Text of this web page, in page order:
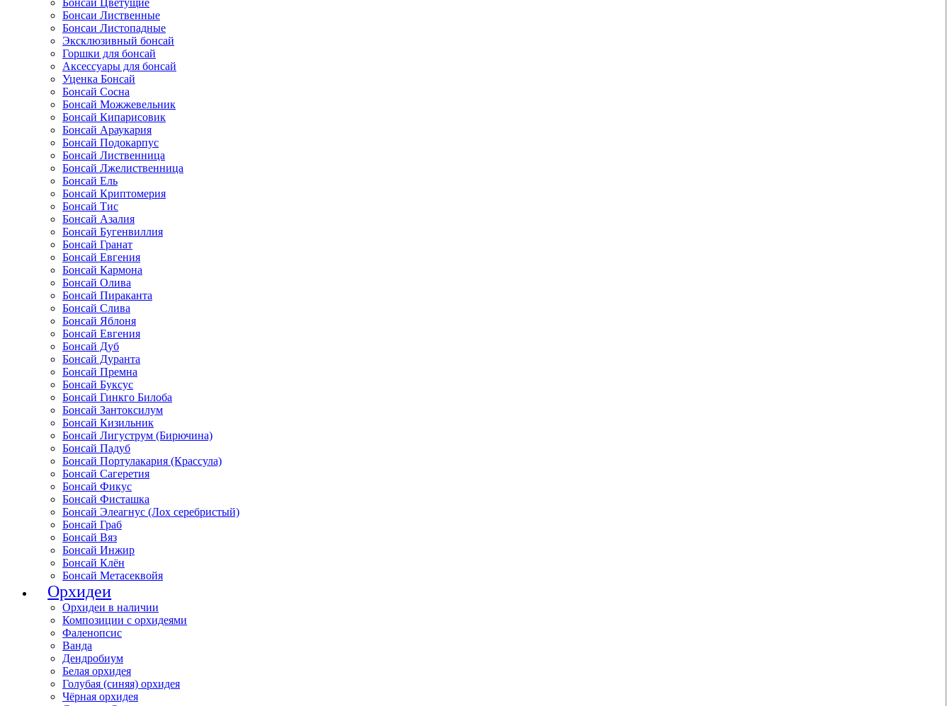
Бонсаи Цветущие
Бонсаи Лиственные
Бонсаи Листопадные
Эксклюзивный бонсай
Горшки для бонсай
Аксессуары для бонсай
Уценка Бонсай
Бонсай Сосна
Бонсай Можжевельник
Бонсай Кипарисовик
Бонсай Араукария
Бонсай Подокарпус
Бонсай Лиственница
Бонсай Лжелиственница
Бонсай Ель
Бонсай Криптомерия
Бонсай Тис
Бонсай Азалия
Бонсай Бугенвиллия
Бонсай Гранат
Бонсай Евгения
Бонсай Кармона
Бонсай Олива
Бонсай Пираканта
Бонсай Слива
Бонсай Яблоня
Бонсай Евгения
Бонсай Дуб
Бонсай Дуранта
Бонсай Премна
Бонсай Буксус
Бонсай Гинкго Билоба
Бонсай Зантоксилум
Бонсай Кизильник
Бонсай Лигуструм (Бирючина)
Бонсай Падуб
Бонсай Портулакария (Крассула)
Бонсай Сагеретия
Бонсай Фикус
Бонсай Фисташка
Бонсай Элеагнус (Лох серебристый)
Бонсай Граб
Бонсай Вяз
Бонсай Инжир
Бонсай Клён
Бонсай Метасеквойя
Орхидеи
Орхидеи в наличии
Композиции с орхидеями
Фаленопсис
Ванда
Дендробиум
Белая орхидея
Голубая (синяя) орхидея
Чёрная орхидея